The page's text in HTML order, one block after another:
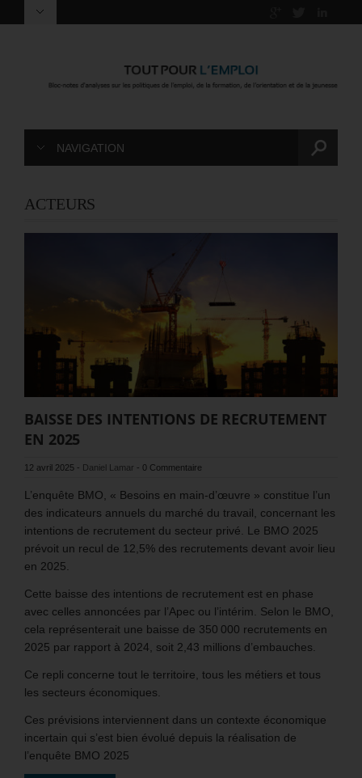
NAVIGATION
ACTEURS
BAISSE DES INTENTIONS DE RECRUTEMENT
EN 2025
12 avril 2025 - Daniel Lamar - 0 Commentaire
L’enquête BMO, « Besoins en main-d’œuvre » constitue l’un
des indicateurs annuels du marché du travail, concernant les
intentions de recrutement du secteur privé. Le BMO 2025
prévoit un recul de 12,5% des recrutements devant avoir lieu
en 2025.
Cette baisse des intentions de recrutement est en phase
avec celles annoncées par l’Apec ou l’intérim. Selon le BMO,
cela représenterait une baisse de 350 000 recrutements en
2025 par rapport à 2024, soit 2,43 millions d’embauches.
Ce repli concerne tout le territoire, tous les métiers et tous
les secteurs économiques.
Ces prévisions interviennent dans un contexte économique
incertain qui s’est bien évolué depuis la réalisation de
l’enquête BMO 2025